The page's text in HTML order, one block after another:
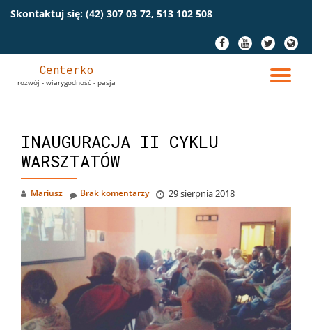
Skontaktuj się: (42) 307 03 72, 513 102 508
fa-
facebook
fa-
youtube
fa-
twitter
fa-
globe
Centerko
rozwój - wiarygodność - pasja
INAUGURACJA II CYKLU
WARSZTATÓW
Mariusz 29 sierpnia 2018
Brak komentarzy